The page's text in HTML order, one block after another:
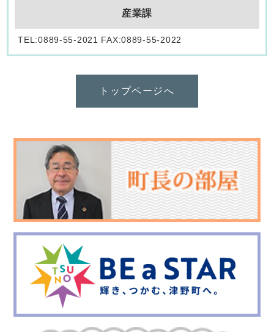
産業課
TEL:0889-55-2021 FAX:0889-55-2022
トップページへ